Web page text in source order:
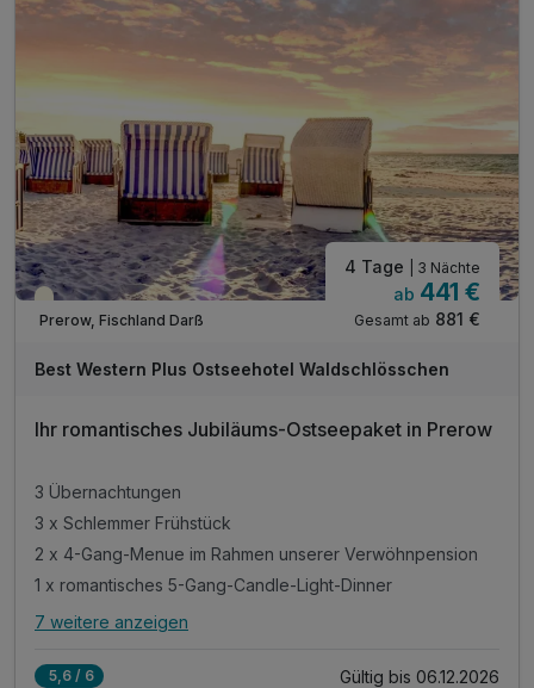
inkl. Wohlfühlstunde im Wellnessbereich WALDSPA
inkl. flauschiger Bademäntel & Saunatücher
inkl. Nutzung W-LAN
Teilweise ausgelastet
Prerow, Fischland Darß
4 Tage | 3 Nächte
ab 441 €
Gesamt ab 881 €
Best Western Plus Ostseehotel Waldschlösschen
Ihr romantisches Jubiläums-Ostseepaket in Prerow
3 Übernachtungen
3 x Schlemmer Frühstück
2 x 4-Gang-Menue im Rahmen unserer Verwöhnpension
1 x romantisches 5-Gang-Candle-Light-Dinner
Alle Inklusivleistungen
7 weitere anzeigen
5,6 / 6 Gültig bis 06.12.2026